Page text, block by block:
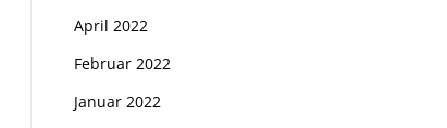
April 2022
Februar 2022
Januar 2022